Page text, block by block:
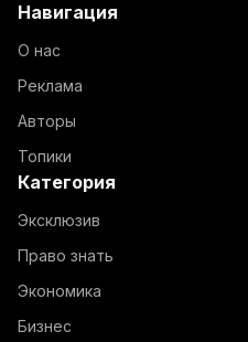
Навигация
О нас
Реклама
Авторы
Топики
Категория
Эксклюзив
Право знать
Экономика
Бизнес